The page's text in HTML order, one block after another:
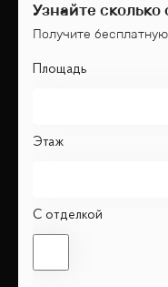
Узнайте
Получите
Площадь
Этаж
С отделкой